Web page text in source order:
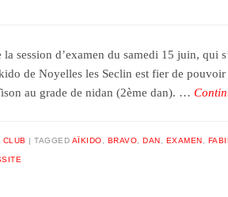
la session d’examen du samedi 15 juin, qui
de Noyelles les Seclin est fier de
au grade de nidan (2ème dan). …
CLUB TAGGED AÏKIDO BRAVO ,DAN EXAMEN